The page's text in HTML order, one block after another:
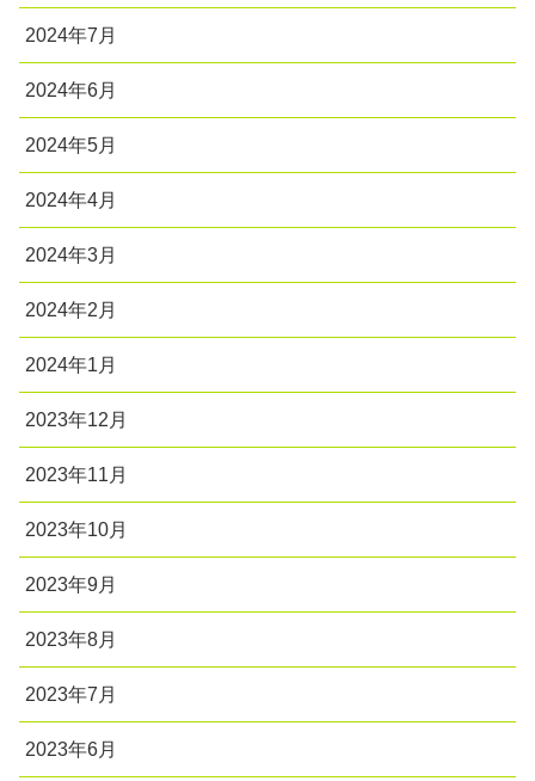
2024年7月
2024年6月
2024年5月
2024年4月
2024年3月
2024年2月
2024年1月
2023年12月
2023年11月
2023年10月
2023年9月
2023年8月
2023年7月
2023年6月